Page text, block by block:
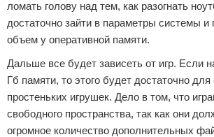
ломать голову над тем, как разогнать
достаточно зайти в параметры системы и
объем у оперативной памяти.
Дальше все будет зависеть от игр. Если
Гб памяти, то этого будет достаточно
простеньких игрушек. Дело в том, что
свободного пространства, так как они
огромное количество дополнительных